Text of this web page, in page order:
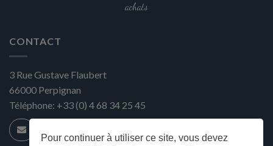
Pour continuer à utiliser ce site, vous devez
achats
CONTACT
3 Rue Gustave Flaubert
66000 Perpignan
Téléphone: +33 (0) 4 68 34 25 45